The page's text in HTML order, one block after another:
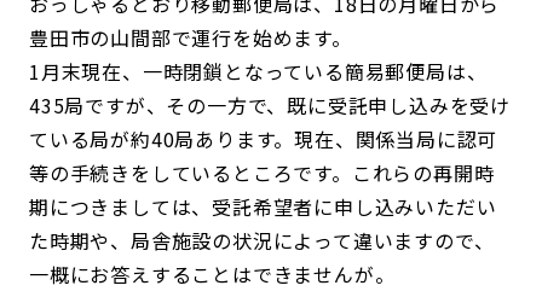
豊田市の山間部で運行を始めます。
1月末現在、一時閉鎖となっている簡易郵便局は、
435局ですが、その一方で、既に受託申し込みを受け
ている局が約40局あります。現在、関係当局に認可
等の手続きをしているところです。これらの再開時
期につきましては、受託希望者に申し込みいただい
た時期や、局舎施設の状況によって違いますので、
一概にお答えすることはできませんが。